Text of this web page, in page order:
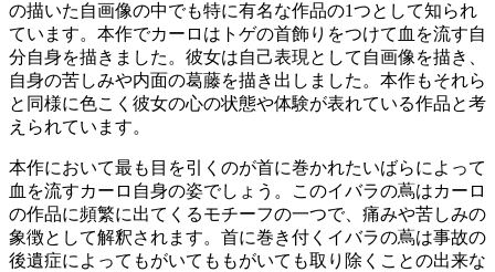
の描いた自画像の中でも特に有名な作品の1つとして知られ
ています。本作でカーロはトゲの首飾りをつけて血を流す自
分自身を描きました。彼女は自己表現として自画像を描き、
自身の苦しみや内面の葛藤を描き出しました。本作もそれら
と同様に色こく彼女の心の状態や体験が表れている作品と考
えられています。
本作において最も目を引くのが首に巻かれたいばらによって
血を流すカーロ自身の姿でしょう。このイバラの蔦はカーロ
の作品に頻繁に出てくるモチーフの一つで、 痛みや苦しみの
象徴として解釈されます。首に巻き付くイバラの蔦は事故の
後遺症によってもがいてももがいても取り除くことの出来な